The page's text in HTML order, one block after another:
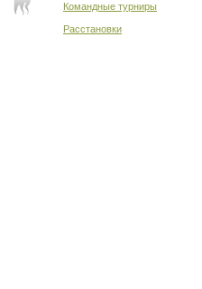
Командные турниры
Расстановки